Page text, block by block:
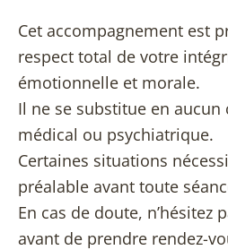
Cet accompagnement est
respect total de votre
émotionnelle et morale.
Il ne se substitue en aucun
médical ou psychiatrique.
Certaines situations
préalable avant toute
En cas de doute, n’hésitez
avant de prendre rendez-